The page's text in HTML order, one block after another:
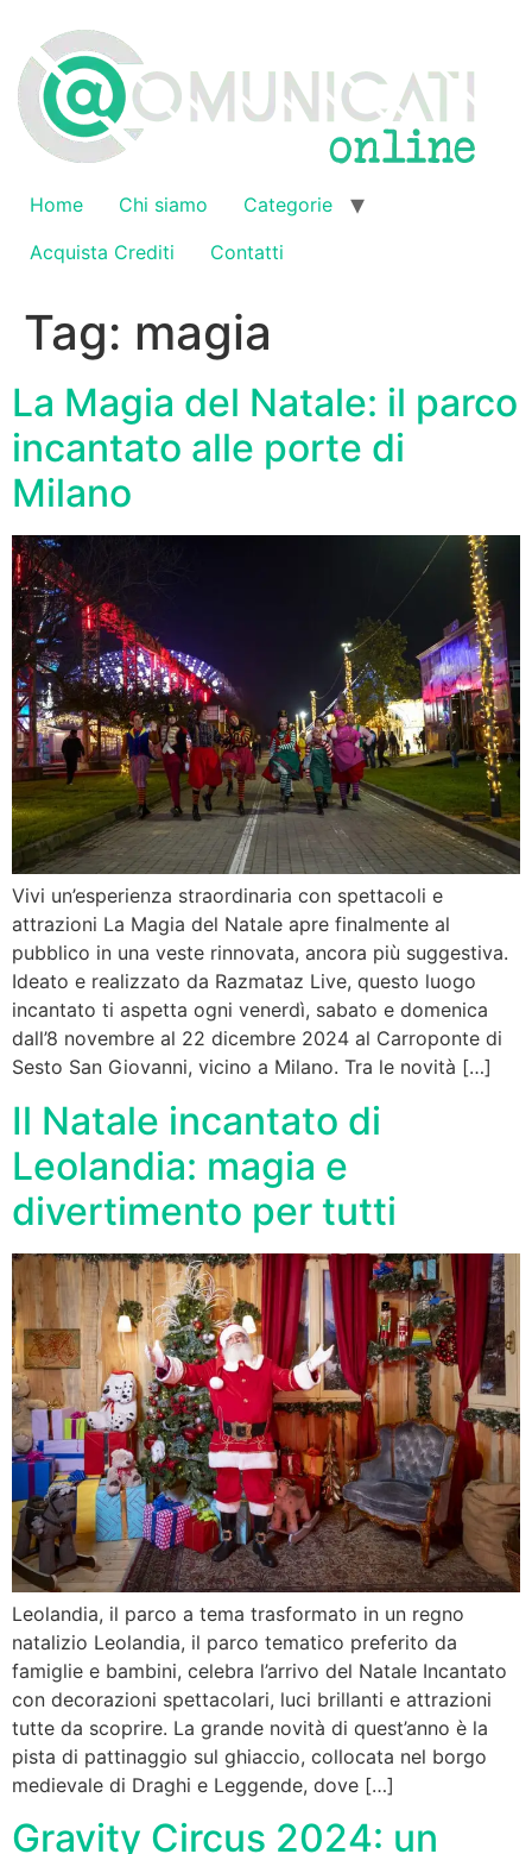
contenuto
Home Chi siamo
Categorie
Acquista Crediti
Contatti
Tag: magia
La Magia del Natale: il parco
incantato alle porte di
Milano
Vivi un’esperienza straordinaria con spettacoli e
attrazioni La Magia del Natale apre finalmente al
pubblico in una veste rinnovata, ancora più suggestiva.
Ideato e realizzato da Razmataz Live, questo luogo
incantato ti aspetta ogni venerdì, sabato e domenica
dall’8 novembre al 22 dicembre 2024 al Carroponte di
Sesto San Giovanni, vicino a Milano. Tra le novità […]
Il Natale incantato di
Leolandia: magia e
divertimento per tutti
Leolandia, il parco a tema trasformato in un regno
natalizio Leolandia, il parco tematico preferito da
famiglie e bambini, celebra l’arrivo del Natale Incantato
con decorazioni spettacolari, luci brillanti e attrazioni
tutte da scoprire. La grande novità di quest’anno è la
pista di pattinaggio sul ghiaccio, collocata nel borgo
medievale di Draghi e Leggende, dove […]
Gravity Circus 2024: un